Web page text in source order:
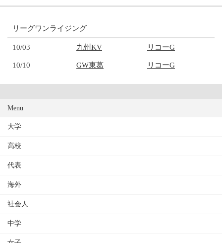
リーグワンライジング
10/03 九州KV リコーG
10/10 GW東葛 リコーG
Menu
大学
高校
代表
海外
社会人
中学